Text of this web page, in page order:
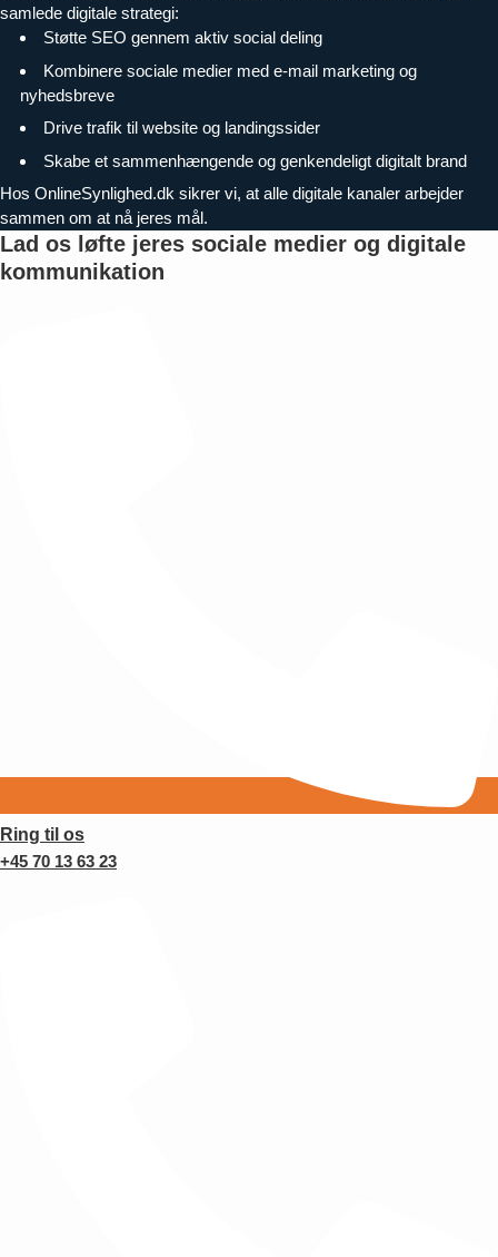
samlede digitale strategi:
Støtte SEO gennem aktiv social deling
Kombinere sociale medier med e-mail marketing og
nyhedsbreve
Drive trafik til website og landingssider
Skabe et sammenhængende og genkendeligt digitalt brand
Hos OnlineSynlighed.dk sikrer vi, at alle digitale kanaler arbejder
sammen om at nå jeres mål.
Lad os løfte jeres sociale medier og digitale
kommunikation
Ring til os
+45 70 13 63 23